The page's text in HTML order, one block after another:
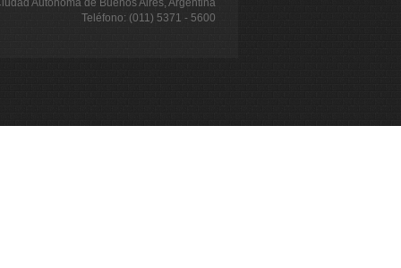
Autónoma de Buenos Aires, Argentina
Teléfono: (011) 5371 - 5600